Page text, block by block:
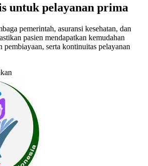
untuk pelayanan prima
pemerintah, asuransi kesehatan, dan
pasien mendapatkan kemudahan
pembiayaan, serta kontinuitas pelayanan